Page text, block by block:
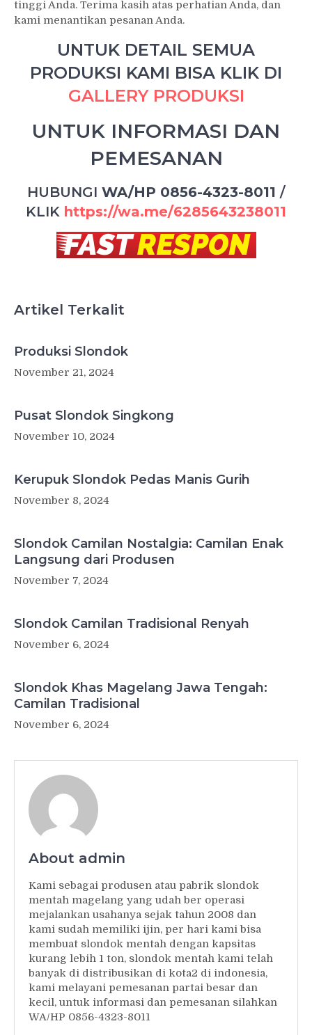
tinggi Anda. Terima kasih atas perhatian Anda, dan
kami menantikan pesanan Anda.
UNTUK DETAIL SEMUA
PRODUKSI KAMI BISA KLIK DI
GALLERY PRODUKSI
UNTUK INFORMASI DAN
PEMESANAN
HUBUNGI WA/HP 0856-4323-8011 /
KLIK https://wa.me/6285643238011
Artikel Terkalit
Produksi Slondok
November 21, 2024
Pusat Slondok Singkong
November 10, 2024
Kerupuk Slondok Pedas Manis Gurih
November 8, 2024
Slondok Camilan Nostalgia: Camilan Enak
Langsung dari Produsen
November 7, 2024
Slondok Camilan Tradisional Renyah
November 6, 2024
Slondok Khas Magelang Jawa Tengah:
Camilan Tradisional
November 6, 2024
About admin
Kami sebagai produsen atau pabrik slondok
mentah magelang yang udah ber operasi
mejalankan usahanya sejak tahun 2008 dan
kami sudah memiliki ijin, per hari kami bisa
membuat slondok mentah dengan kapsitas
kurang lebih 1 ton, slondok mentah kami telah
banyak di distribusikan di kota2 di indonesia,
kami melayani pemesanan partai besar dan
kecil, untuk informasi dan pemesanan silahkan
WA/HP 0856-4323-8011